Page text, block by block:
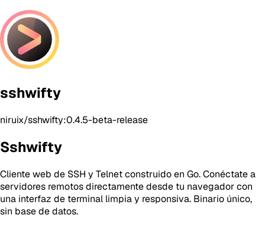
sshwifty
niruix/sshwifty:0.4.5-beta-release
Sshwifty
Cliente web de SSH y Telnet construido en Go. Conéctate a
servidores remotos directamente desde tu navegador con
una interfaz de terminal limpia y responsiva. Binario único,
sin base de datos.